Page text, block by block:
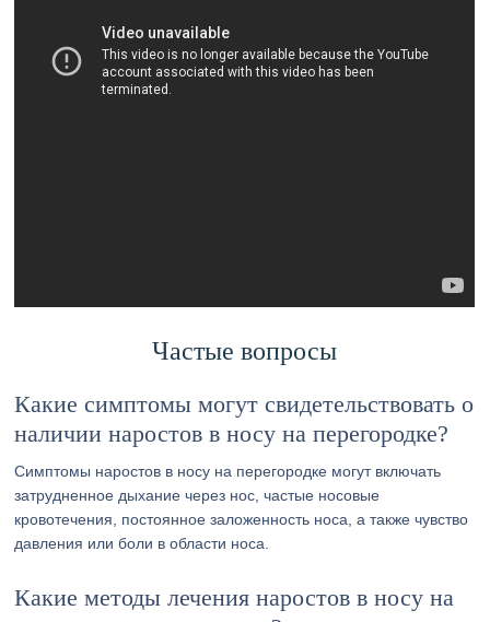
Частые вопросы
Какие симптомы могут свидетельствовать о
наличии наростов в носу на перегородке?
Симптомы наростов в носу на перегородке могут включать
затрудненное дыхание через нос, частые носовые
кровотечения, постоянное заложенность носа, а также чувство
давления или боли в области носа.
Какие методы лечения наростов в носу на